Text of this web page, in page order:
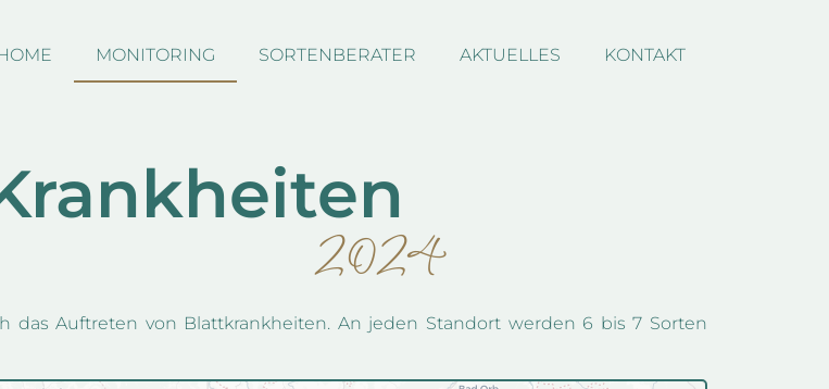
MONITORING SORTENBERATER AKTUELLES KONTAKT
2024
Auftreten von Blattkrankheiten. An jeden Standort werden 6 bis 7 Sorten